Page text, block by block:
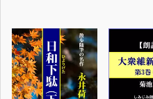
2500年間、世界中で愛さ
孫子の兵法・現代ビジネス
の“弱者”のための戦略を学
厳しいビジネス戦争を生き